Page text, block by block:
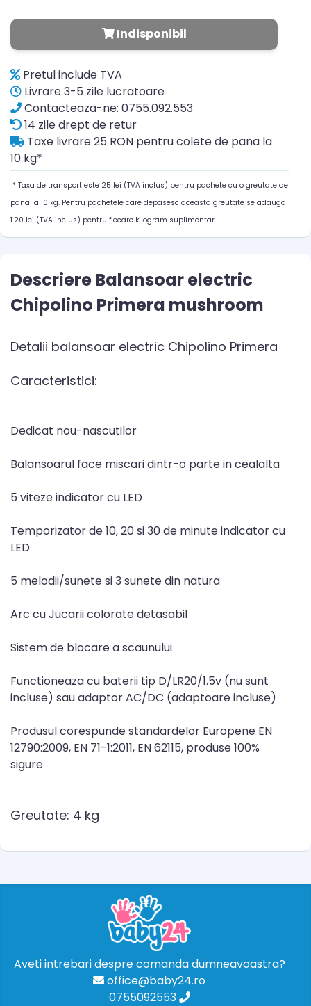
Indisponibil
Pretul include TVA
Livrare 3-5 zile lucratoare
Contacteaza-ne: 0755.092.553
14 zile drept de retur
Taxe livrare 25 RON pentru colete de pana la
10 kg*
* Taxa de transport este 25 lei (TVA inclus) pentru pachete cu o greutate de
pana la 10 kg. Pentru pachetele care depasesc aceasta greutate se adauga
1.20 lei (TVA inclus) pentru fiecare kilogram suplimentar.
Descriere Balansoar electric
Chipolino Primera mushroom
Detalii balansoar electric Chipolino Primera
Caracteristici:
Dedicat nou-nascutilor
Balansoarul face miscari dintr-o parte in cealalta
5 viteze indicator cu LED
Temporizator de 10, 20 si 30 de minute indicator cu
LED
5 melodii/sunete si 3 sunete din natura
Arc cu Jucarii colorate detasabil
Sistem de blocare a scaunului
Functioneaza cu baterii tip D/LR20/1.5v (nu sunt
incluse) sau adaptor AC/DC (adaptoare incluse)
Produsul corespunde standardelor Europene EN
12790:2009, EN 71-1:2011, EN 62115, produse 100%
sigure
Greutate: 4 kg
Aveti intrebari despre comanda dumneavoastra?
office@baby24.ro
0755092553